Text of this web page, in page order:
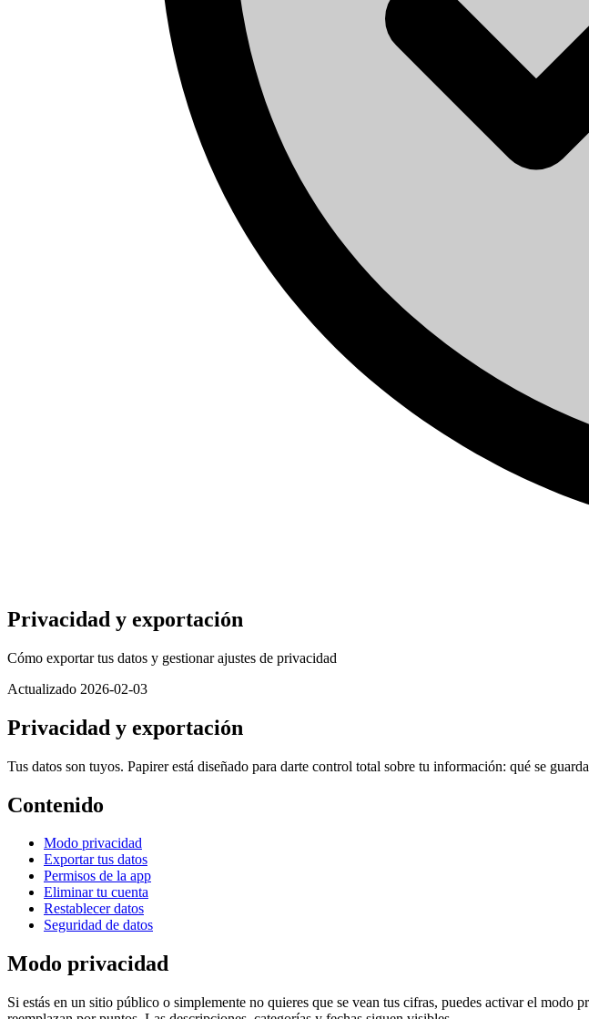
Privacidad y exportación
Cómo exportar tus datos y gestionar ajustes de privacidad
Actualizado 2026-02-03
Privacidad y exportación
Tus datos son tuyos. Papirer está diseñado para darte control total sobre tu información: qué se
Contenido
Modo privacidad
Exportar tus datos
Permisos de la app
Eliminar tu cuenta
Restablecer datos
Seguridad de datos
Modo privacidad
Si estás en un sitio público o simplemente no quieres que se vean tus cifras, puedes activar el